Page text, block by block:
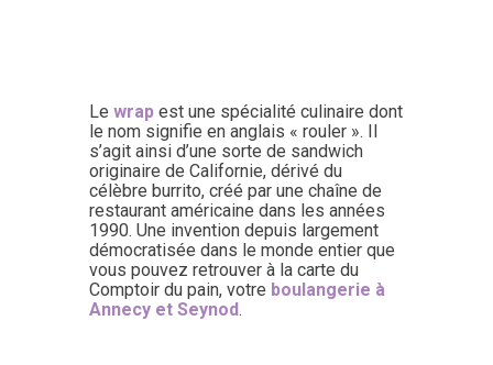
Le wrapest une spécialité culinaire dont
le nom signifie en anglais « rouler ». Il
s’agit ainsi d’une sorte de sandwich
originaire de Californie, dérivé du
célèbre burrito, créé par une chaîne de
restaurant américaine dans les années
1990. Une invention depuis largement
démocratisée dans le monde entier que
vous pouvez retrouver à la carte du
Comptoir du pain, votre boulangerie à
Annecy et Seynod.